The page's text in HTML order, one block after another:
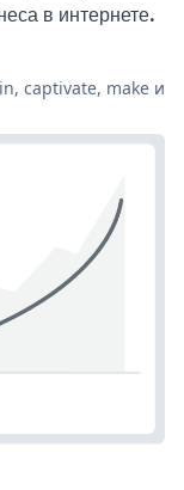
в интернете.
captivate, make и